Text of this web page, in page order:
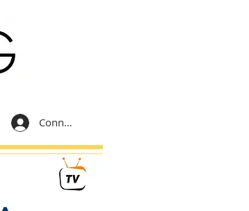
Connexion